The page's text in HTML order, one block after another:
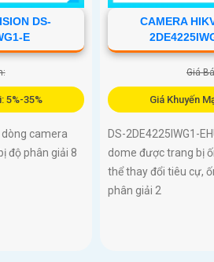
DS-
E
5%-35%
dòng camera
độ phân giải 8
CAMERA
Giá
Giá Khuyến
DS-2DE4225IWG1-
dome được trang bị
thể thay đổi tiêu cự,
phân giải 2